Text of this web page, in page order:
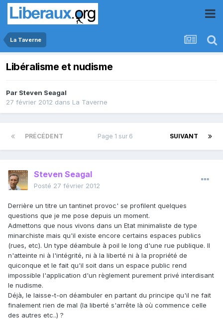
La Taverne
Libéralisme et nudisme
Par Steven Seagal
27 février 2012 dans La Taverne
PRÉCÉDENT SUIVANT
Page 1 sur 6
Steven Seagal
Posté 27 février 2012
Derrière un titre un tantinet provoc' se profilent quelques
questions que je me pose depuis un moment.
Admettons que nous vivons dans un Etat minimaliste de type
minarchiste mais qu'il existe encore certains espaces publics
(rues, etc). Un type déambule à poil le long d'une rue publique. Il
n'atteinte ni à l'intégrité, ni à la liberté ni à la propriété de
quiconque et le fait qu'il soit dans un espace public rend
impossible l'application d'un règlement purement privé interdisant
le nudisme.
Déjà, le laisse-t-on déambuler en partant du principe qu'il ne fait
finalement rien de mal (la liberté s'arrête là où commence celle
des autres etc..) ?